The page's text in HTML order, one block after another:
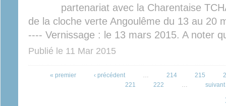
partenariat avec la Charentaise
de la cloche verte Angoulême du 13 au 20
---- Vernissage : le 13 mars 2015. A noter
Publié le 11 Mar 2015
« premier ‹ précédent … 214 215
221
222 … suivant